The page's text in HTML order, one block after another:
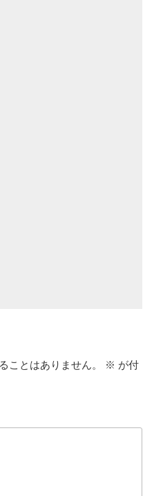
ことはありません。 ※ が付